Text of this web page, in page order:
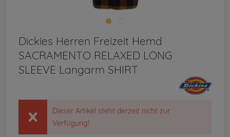
Dickies Herren Freizeit Hemd
SACRAMENTO RELAXED LONG
SLEEVE Langarm SHIRT
Dieser Artikel steht derzeit nicht zur
Verfügung!